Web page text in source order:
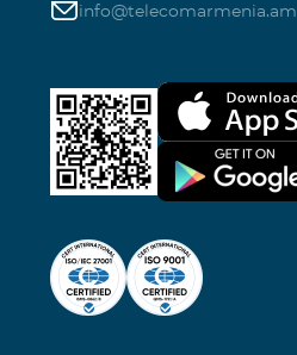
info@telecomarmenia.am